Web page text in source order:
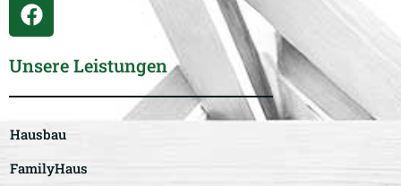
Unsere Leistungen
Hausbau
FamilyHaus